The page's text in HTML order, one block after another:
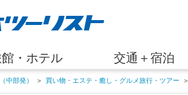
・ホテル 交通＋宿泊
中部発） ＞ 買い物・エステ・癒し・グルメ旅行・ツアー